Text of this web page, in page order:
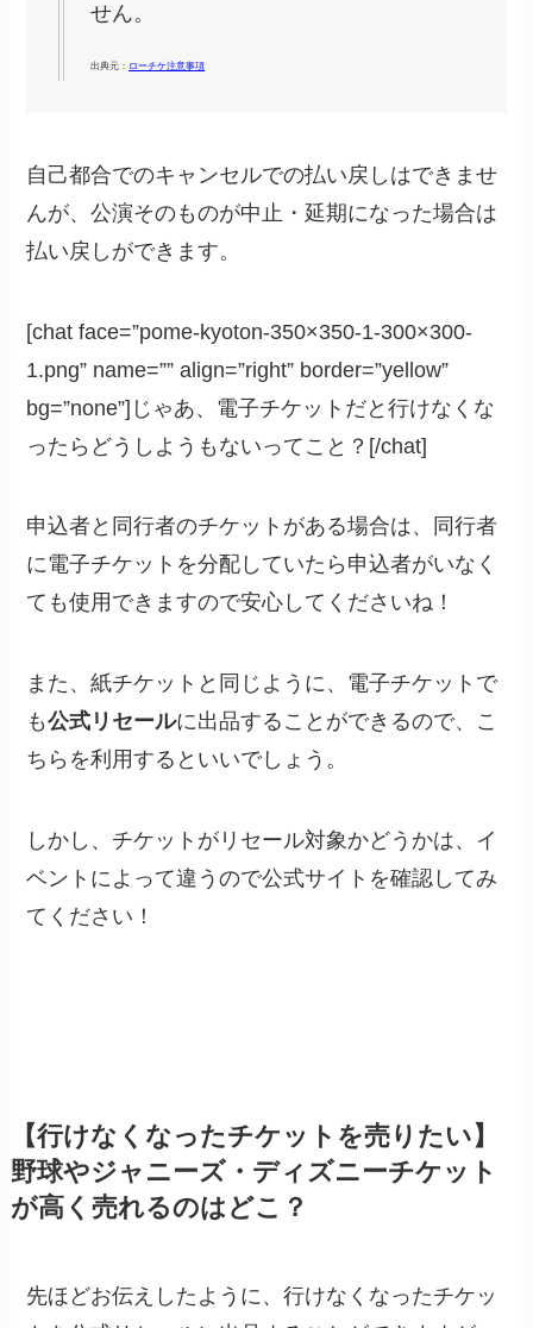
せん。
出典元： ローチケ注意事項
自己都合でのキャンセルでの払い戻しはできませ
んが、公演そのものが中止・延期になった場合は
払い戻しができます。
[chat face=”pome-kyoton-350×350-1-300×300-
1.png” name=”” align=”right” border=”yellow”
bg=”none”]じゃあ、電子チケットだと行けなくな
ったらどうしようもないってこと？[/chat]
申込者と同行者のチケットがある場合は、同行者
に電子チケットを分配していたら申込者がいなく
ても使用できますので安心してくださいね！
また、紙チケットと同じように、電子チケットで
も公式リセールに出品することができるので、こ
ちらを利用するといいでしょう。
しかし、チケットがリセール対象かどうかは、イ
ベントによって違うので公式サイトを確認してみ
てください！
【行けなくなったチケットを売りたい】
野球やジャニーズ・ディズニーチケット
が高く売れるのはどこ？
先ほどお伝えしたように、行けなくなったチケッ